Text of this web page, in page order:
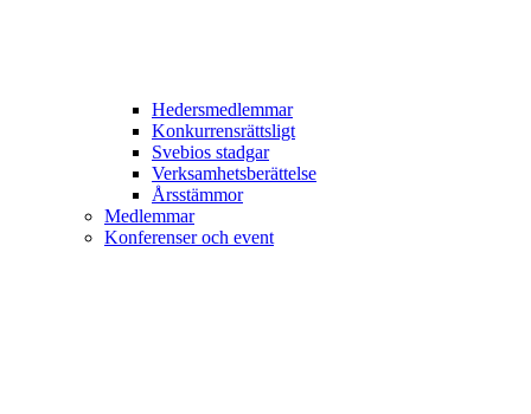
Hedersmedlemmar
Konkurrensrättsligt
Svebios stadgar
Verksamhetsberättelse
Årsstämmor
Medlemmar
Konferenser och event